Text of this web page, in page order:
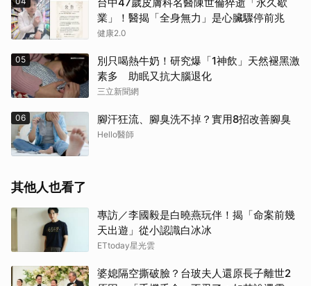
台中47歲皮膚科名醫陳世倫猝逝「永久歇
業」！醫揭「全身無力」是心臟驟停前兆
健康2.0
05
別只喝熱牛奶！研究爆「1神飲」天然褪黑激
素多 助眠又抗大腦退化
三立新聞網
06 腳汗狂流、腳臭洗不掉？實用8招改善腳臭
Hello醫師
其他人也看了
專訪／李國毅是白曉燕玩伴！揭「命案前幾
天出遊」從小認識白冰冰
ETtoday星光雲
婆媳隔空撕破臉？台玻夫人還原長子離世2